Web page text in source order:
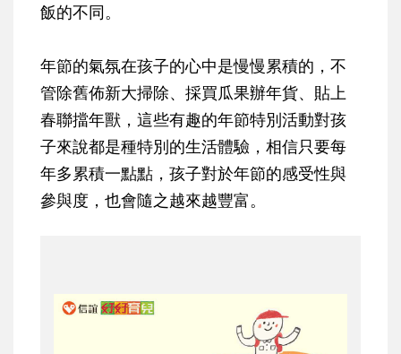
飯的不同。
年節的氣氛在孩子的心中是慢慢累積的，不
管除舊佈新大掃除、採買瓜果辦年貨、貼上
春聯擋年獸，這些有趣的年節特別活動對孩
子來說都是種特別的生活體驗，相信只要每
年多累積一點點，孩子對於年節的感受性與
參與度，也會隨之越來越豐富。